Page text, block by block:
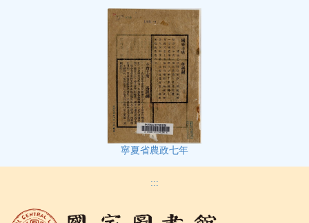
寧夏省農政七年
:::